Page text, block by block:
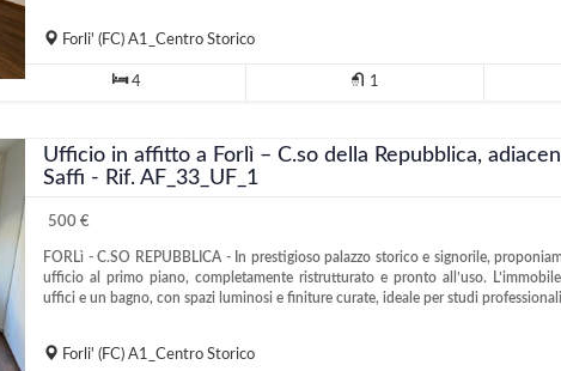
Forli' (FC)A1_Centro Storico
4 1
Ufficio in affitto a Forlì – C.so della Repubblica,
Saffi - Rif. AF_33_UF_1
500 €
FORLì - C.SO REPUBBLICA - In prestigioso palazzo storico e signorile,
ufficio al primo piano, completamente ristrutturato e pronto all’uso.
uffici e un bagno, con spazi luminosi e finiture curate, ideale per studi
Forli' (FC)A1_Centro Storico